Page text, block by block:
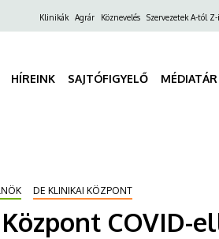
FelsőKlinikák Agrár Köznevelés Szervezetek A-tól Z-
HÍREINK SAJTÓFIGYELŐ MÉDIATÁR
DE KLINIKAI KÖZPONT
COVID-